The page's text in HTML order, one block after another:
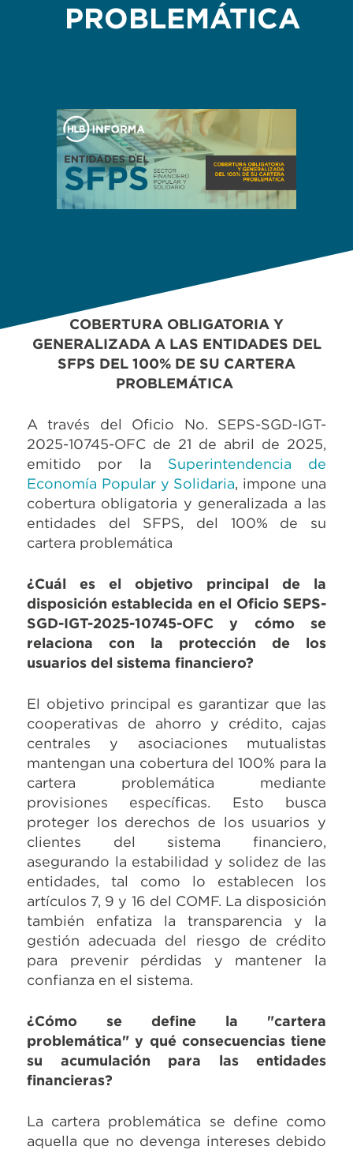
PROBLEMÁTICA
COBERTURA OBLIGATORIA Y
GENERALIZADA A LAS ENTIDADES DEL
SFPS DEL 100% DE SU CARTERA
PROBLEMÁTICA
A través del Oficio No. SEPS-SGD-IGT-
2025-10745-OFC de 21 de abril de 2025,
emitido por la Superintendencia de
Economía Popular y Solidaria, impone una
cobertura obligatoria y generalizada a las
entidades del SFPS, del 100% de su
cartera problemática
¿Cuál es el objetivo principal de la
disposición establecida en el Oficio SEPS-
SGD-IGT-2025-10745-OFC y cómo se
relaciona con la protección de los
usuarios del sistema financiero?
El objetivo principal es garantizar que las
cooperativas de ahorro y crédito, cajas
centrales y asociaciones mutualistas
mantengan una cobertura del 100% para la
cartera problemática mediante
provisiones específicas. Esto busca
proteger los derechos de los usuarios y
clientes del sistema financiero,
asegurando la estabilidad y solidez de las
entidades, tal como lo establecen los
artículos 7, 9 y 16 del COMF. La disposición
también enfatiza la transparencia y la
gestión adecuada del riesgo de crédito
para prevenir pérdidas y mantener la
confianza en el sistema.
¿Cómo se define la "cartera
problemática" y qué consecuencias tiene
su acumulación para las entidades
financieras?
La cartera problemática se define como
aquella que no devenga intereses debido